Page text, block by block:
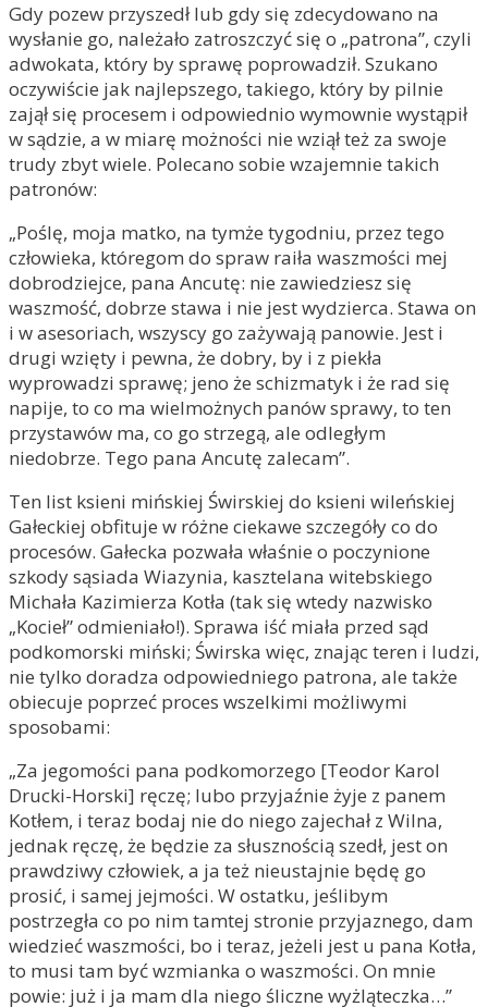
Gdy pozew przyszedł lub gdy się zdecydowano na
wysłanie go, należało zatroszczyć się o „patrona”, czyli
adwokata, który by sprawę poprowadził. Szukano
oczywiście jak najlepszego, takiego, który by pilnie
zajął się procesem i odpowiednio wymownie wystąpił
w sądzie, a w miarę możności nie wziął też za swoje
trudy zbyt wiele. Polecano sobie wzajemnie takich
patronów:
„Poślę, moja matko, na tymże tygodniu, przez tego
człowieka, któregom do spraw raiła waszmości mej
dobrodziejce, pana Ancutę: nie zawiedziesz się
waszmość, dobrze stawa i nie jest wydzierca. Stawa on
i w asesoriach, wszyscy go zażywają panowie. Jest i
drugi wzięty i pewna, że dobry, by i z piekła
wyprowadzi sprawę; jeno że schizmatyk i że rad się
napije, to co ma wielmożnych panów sprawy, to ten
przystawów ma, co go strzegą, ale odległym
niedobrze. Tego pana Ancutę zalecam”.
Ten list ksieni mińskiej Świrskiej do ksieni wileńskiej
Gałeckiej obfituje w różne ciekawe szczegóły co do
procesów. Gałecka pozwała właśnie o poczynione
szkody sąsiada Wiazynia, kasztelana witebskiego
Michała Kazimierza Kotła (tak się wtedy nazwisko
„Kocieł” odmieniało!). Sprawa iść miała przed sąd
podkomorski miński; Świrska więc, znając teren i ludzi,
nie tylko doradza odpowiedniego patrona, ale także
obiecuje poprzeć proces wszelkimi możliwymi
sposobami:
„Za jegomości pana podkomorzego [Teodor Karol
Drucki-Horski] ręczę; lubo przyjaźnie żyje z panem
Kotłem, i teraz bodaj nie do niego zajechał z Wilna,
jednak ręczę, że będzie za słusznością szedł, jest on
prawdziwy człowiek, a ja też nieustajnie będę go
prosić, i samej jejmości. W ostatku, jeślibym
postrzegła co po nim tamtej stronie przyjaznego, dam
wiedzieć waszmości, bo i teraz, jeżeli jest u pana Kotła,
to musi tam być wzmianka o waszmości. On mnie
powie: już i ja mam dla niego śliczne wyżląteczka…”